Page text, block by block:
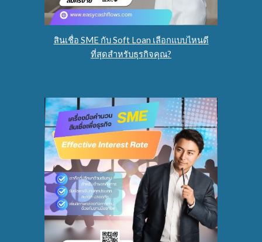
สินเชื่อ SME กับ Soft Loan เลือกแบบไหนดี
ที่สุดสำหรับธุรกิจคุณ?